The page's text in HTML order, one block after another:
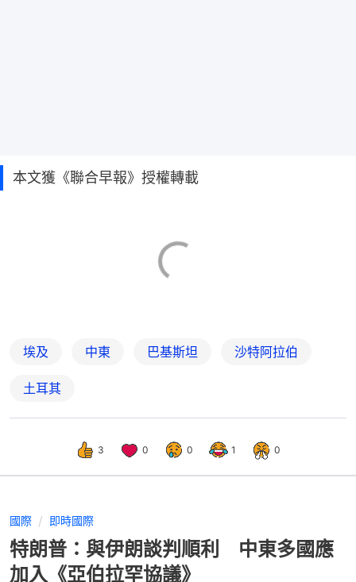
本文獲《聯合早報》授權轉載
埃及 中東 巴基斯坦 沙特阿拉伯
土耳其
3 0 0 1 0
國際 即時國際
特朗普：與伊朗談判順利 中東多國應
加入《亞伯拉罕協議》